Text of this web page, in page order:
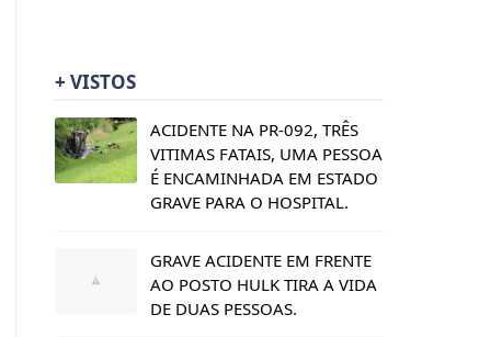
+ VISTOS
ACIDENTE NA PR-092, TRÊS
VITIMAS FATAIS, UMA PESSOA
É ENCAMINHADA EM ESTADO
GRAVE PARA O HOSPITAL.
GRAVE ACIDENTE EM FRENTE
AO POSTO HULK TIRA A VIDA
DE DUAS PESSOAS.